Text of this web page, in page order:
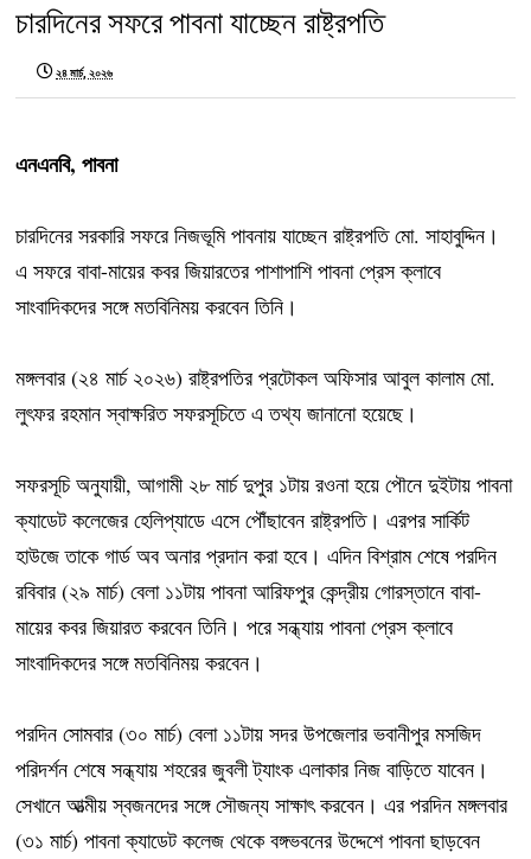
চারদিনের সফরে পাবনা যাচ্ছেন রাষ্ট্রপতি
২৪ মার্চ, ২০২৬
এনএনবি, পাবনা
চারদিনের সরকারি সফরে নিজভূমি পাবনায় যাচ্ছেন রাষ্ট্রপতি মো. সাহাবুদ্দিন।
এ সফরে বাবা-মায়ের কবর জিয়ারতের পাশাপাশি পাবনা প্রেস ক্লাবে
সাংবাদিকদের সঙ্গে মতবিনিময় করবেন তিনি।
মঙ্গলবার (২৪ মার্চ ২০২৬) রাষ্ট্রপতির প্রটোকল অফিসার আবুল কালাম মো.
লুৎফর রহমান স্বাক্ষরিত সফরসূচিতে এ তথ্য জানানো হয়েছে।
সফরসূচি অনুযায়ী, আগামী ২৮ মার্চ দুপুর ১টায় রওনা হয়ে পৌনে দুইটায় পাবনা
ক্যাডেট কলেজের হেলিপ্যাডে এসে পৌঁছাবেন রাষ্ট্রপতি। এরপর সার্কিট
হাউজে তাকে গার্ড অব অনার প্রদান করা হবে। এদিন বিশ্রাম শেষে পরদিন
রবিবার (২৯ মার্চ) বেলা ১১টায় পাবনা আরিফপুর কেন্দ্রীয় গোরস্তানে বাবা-
মায়ের কবর জিয়ারত করবেন তিনি। পরে সন্ধ্যায় পাবনা প্রেস ক্লাবে
সাংবাদিকদের সঙ্গে মতবিনিময় করবেন।
পরদিন সোমবার (৩০ মার্চ) বেলা ১১টায় সদর উপজেলার ভবানীপুর মসজিদ
পরিদর্শন শেষে সন্ধ্যায় শহরের জুবলী ট্যাংক এলাকার নিজ বাড়িতে যাবেন।
সেখানে আত্মীয় স্বজনদের সঙ্গে সৌজন্য সাক্ষাৎ করবেন। এর পরদিন মঙ্গলবার
(৩১ মার্চ) পাবনা ক্যাডেট কলেজ থেকে বঙ্গভবনের উদ্দেশে পাবনা ছাড়বেন